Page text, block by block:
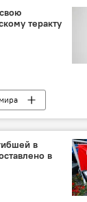
теракту
в
в